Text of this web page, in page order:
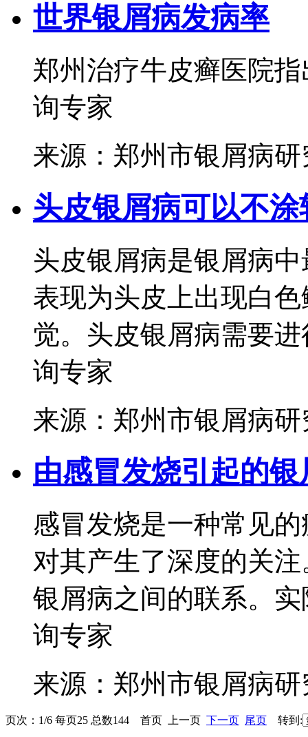
世界银屑病发病率
郑州治疗牛皮癣医院
询专家
来源：郑州市银屑病
头皮银屑病可以不涂
头皮银屑病是银屑病
表现为头皮上出现白
觉。头皮银屑病需要
询专家
来源：郑州市银屑病
由感冒发烧引起的银
感冒发烧是一种常见
对其产生了深度的关
银屑病之间的联系。
询专家
来源：郑州市银屑病
页次：1/6 每页25 总数144 首页 上一页 下一页 尾页 转到: